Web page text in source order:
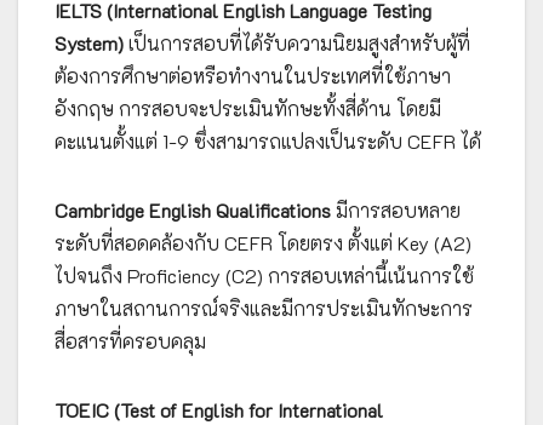
IELTS (International English Language Testing
System)เป็นการสอบที่ได้รับความนิยมสูงสำหรับผู้ที่
ต้องการศึกษาต่อหรือทำงานในประเทศที่ใช้ภาษา
อังกฤษ การสอบจะประเมินทักษะทั้งสี่ด้าน โดยมี
คะแนนตั้งแต่ 1-9 ซึ่งสามารถแปลงเป็นระดับ CEFR ได้
Cambridge English Qualificationsมีการสอบหลาย
ระดับที่สอดคล้องกับ CEFR โดยตรง ตั้งแต่ Key (A2)
ไปจนถึง Proficiency (C2) การสอบเหล่านี้เน้นการใช้
ภาษาในสถานการณ์จริงและมีการประเมินทักษะการ
สื่อสารที่ครอบคลุม
TOEIC (Test of English for International